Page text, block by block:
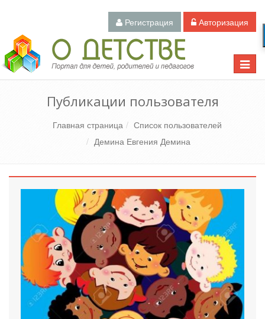
Регистрация Авторизация
Toggle
Педагогический портал «О детстве»
Публикации пользователя
Главная страница
Список пользователей
Демина Евгения Демина